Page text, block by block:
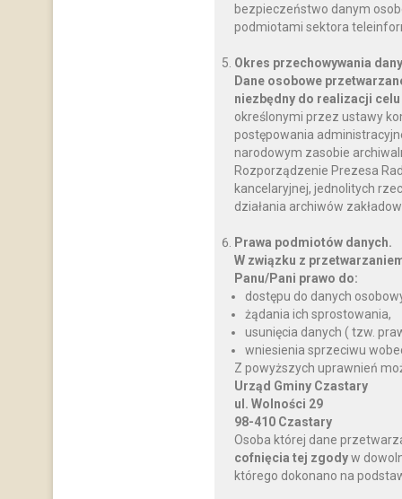
bezpieczeństwo danym
podmiotami sektora
Okres przechowywania
Dane osobowe
niezbędny do realizacji
określonymi przez ustawy
postępowania
narodowym zasobie
Rozporządzenie Prezesa
kancelaryjnej, jednolitych
działania archiwów
Prawa podmiotów danych.
W związku z
Panu/Pani prawo do:
dostępu do danych
żądania ich sprostowania,
usunięcia danych ( tzw.
wniesienia sprzeciwu
Z powyższych uprawnień
Urząd Gminy Czastary
ul. Wolności 29
98-410 Czastary
Osoba której dane
cofnięcia tej zgodyw
którego dokonano na